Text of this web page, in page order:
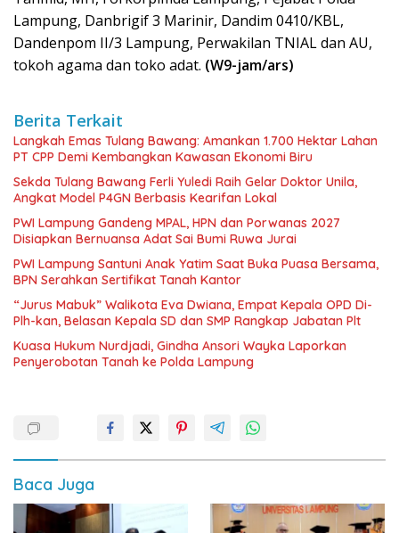
Lampung, Danbrigif 3 Marinir, Dandim 0410/KBL,
Dandenpom II/3 Lampung, Perwakilan TNIAL dan AU,
tokoh agama dan toko adat. (W9-jam/ars)
Berita Terkait
Langkah Emas Tulang Bawang: Amankan 1.700 Hektar Lahan
PT CPP Demi Kembangkan Kawasan Ekonomi Biru
Sekda Tulang Bawang Ferli Yuledi Raih Gelar Doktor Unila,
Angkat Model P4GN Berbasis Kearifan Lokal
PWI Lampung Gandeng MPAL, HPN dan Porwanas 2027
Disiapkan Bernuansa Adat Sai Bumi Ruwa Jurai
PWI Lampung Santuni Anak Yatim Saat Buka Puasa Bersama,
BPN Serahkan Sertifikat Tanah Kantor
“Jurus Mabuk” Walikota Eva Dwiana, Empat Kepala OPD Di-
Plh-kan, Belasan Kepala SD dan SMP Rangkap Jabatan Plt
Kuasa Hukum Nurdjadi, Gindha Ansori Wayka Laporkan
Penyerobotan Tanah ke Polda Lampung
Baca Juga